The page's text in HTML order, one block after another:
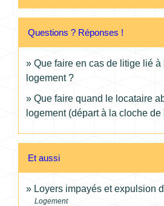
Questions ? Réponses !
Que faire en cas de litige lié à
logement ?
Que faire quand le locataire
logement (départ à la cloche de
Et aussi
Loyers impayés et expulsion
Logement